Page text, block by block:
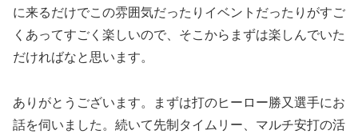
に来るだけでこの雰囲気だったりイベントだったりがすご
くあってすごく楽しいので、そこからまずは楽しんでいた
だければなと思います。
ありがとうございます。まずは打のヒーロー勝又選手にお
話を伺いました。続いて先制タイムリー、マルチ安打の活